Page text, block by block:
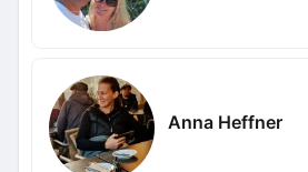
Anna Heffner